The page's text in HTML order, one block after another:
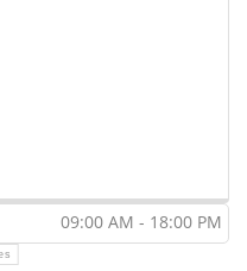
09:00 AM - 18:00 PM